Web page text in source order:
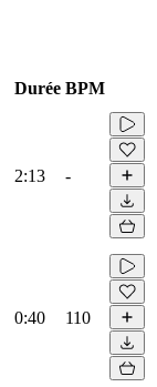
Durée BPM
2:13 -
0:40 110